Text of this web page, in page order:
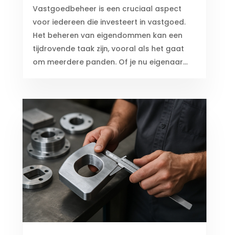
Vastgoedbeheer is een cruciaal aspect
voor iedereen die investeert in vastgoed.
Het beheren van eigendommen kan een
tijdrovende taak zijn, vooral als het gaat
om meerdere panden. Of je nu eigenaar...